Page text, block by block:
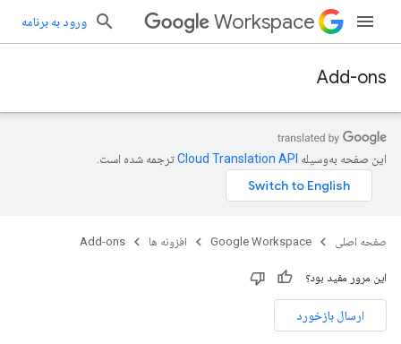
Workspace ورود به برنامه
Add-ons
این صفحه به‌وسیله ترجمه شده است.
صفحه اصلی Google Workspace افزونه ها Add-ons
این مرور مفید بود؟
ارسال بازخورد